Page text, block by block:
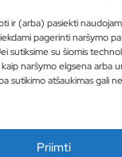
ir (arba) pasiekti
pagerinti naršymo
sutiksime su šiomis
naršymo elgsena arba
sutikimo atšaukimas gali
Priimti